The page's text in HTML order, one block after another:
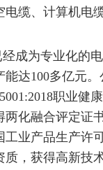
缆、计算机电
成为专业化的
达100多亿元。
职业
化融合评定证
业产品生产许
，获得高新技